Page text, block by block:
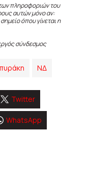
πληροφοριών του
αυτών μόνο αν:
όπου γίνεται η
σύνδεσμος
ΝΔ
Twitter
WhatsApp